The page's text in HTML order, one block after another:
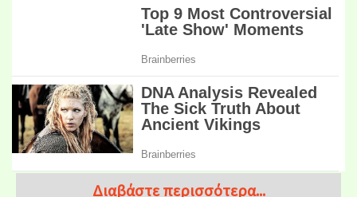
Διαβάστε περισσότερα...